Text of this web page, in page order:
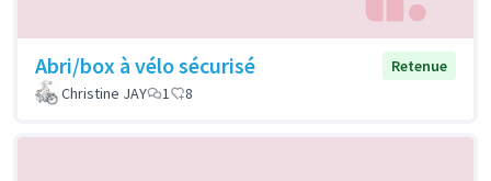
Abri/box à vélo sécurisé
Retenue
Christine JAY
1 8